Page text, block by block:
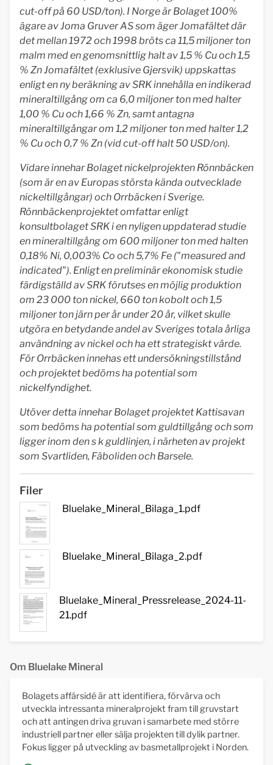
cut-off på 60 USD/ton). I Norge är Bolaget 100%
ägare av Joma Gruver AS som äger Jomafältet där
det mellan 1972 och 1998 bröts ca 11,5 miljoner ton
malm med en genomsnittlig halt av 1,5 % Cu och 1,5
% Zn Jomafältet (exklusive Gjersvik) uppskattas
enligt en ny beräkning av SRK innehålla en indikerad
mineraltillgång om ca 6,0 miljoner ton med halter
1,00 % Cu och 1,66 % Zn, samt antagna
mineraltillgångar om 1,2 miljoner ton med halter 1,2
% Cu och 0,7 % Zn (vid cut-off halt 50 USD/on).
Vidare innehar Bolaget nickelprojekten Rönnbäcken
(som är en av Europas största kända outvecklade
nickeltillgångar) och Orrbäcken i Sverige.
Rönnbäckenprojektet omfattar enligt
konsultbolaget SRK i en nyligen uppdaterad studie
en mineraltillgång om 600 miljoner ton med halten
0,18% Ni, 0,003% Co och 5,7% Fe ("measured and
indicated"). Enligt en preliminär ekonomisk studie
färdigställd av SRK förutses en möjlig produktion
om 23 000 ton nickel, 660 ton kobolt och 1,5
miljoner ton järn per år under 20 år, vilket skulle
utgöra en betydande andel av Sveriges totala årliga
användning av nickel och ha ett strategiskt värde.
För Orrbäcken innehas ett undersökningstillstånd
och projektet bedöms ha potential som
nickelfyndighet.
Utöver detta innehar Bolaget projektet Kattisavan
som bedöms ha potential som guldtillgång och som
ligger inom den s k guldlinjen, i närheten av projekt
som Svartliden, Fäboliden och Barsele.
Filer
Bluelake_Mineral_Bilaga_1.pdf
Bluelake_Mineral_Bilaga_2.pdf
Bluelake_Mineral_Pressrelease_2024-11-
21.pdf
Om Bluelake Mineral
Bolagets affärsidé är att identifiera, förvärva och
utveckla intressanta mineralprojekt fram till gruvstart
och att antingen driva gruvan i samarbete med större
industriell partner eller sälja projekten till dylik partner.
Fokus ligger på utveckling av basmetallprojekt i Norden.